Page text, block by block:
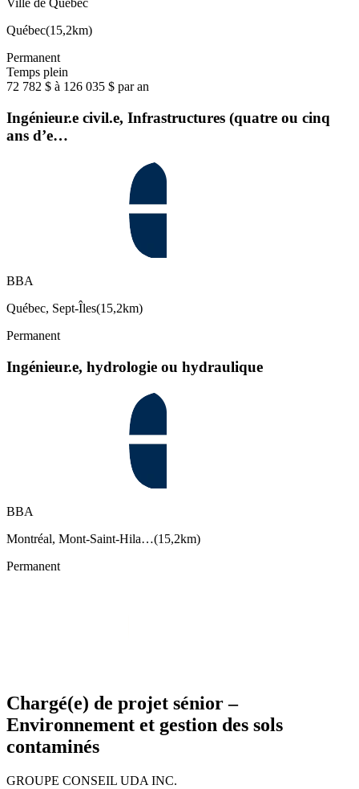
Ville de Québec
Québec(15,2km)
Permanent
Temps plein
72 782 $ à 126 035 $ par an
Ingénieur.e civil.e, Infrastructures (quatre ou cinq
ans d’e…
BBA
Québec, Sept-Îles(15,2km)
Permanent
Ingénieur.e, hydrologie ou hydraulique
BBA
Montréal, Mont-Saint-Hila…(15,2km)
Permanent
Chargé(e) de projet sénior –
Environnement et gestion des sols
contaminés
GROUPE CONSEIL UDA INC.